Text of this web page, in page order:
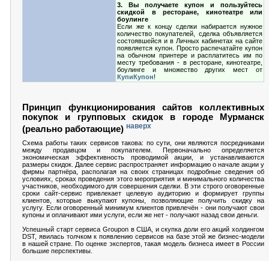
3. Вы получаете купон и пользуйтесь
скидкой в ресторане, кинотеатре или
боулинге
Если же к концу сделки набирается нужное
количество покупателей, сделка объявляется
состоявшейся и в Личных кабинетах на сайте
появляется купон. Просто распечатайте купон
на обычном принтере и расплатитесь им по
месту требования - в ресторане, кинотеатре,
боулинге и множество других мест от
КупиКупон!
Принцип функционирования сайтов коллективных
покупок и групповых скидок в городе Мурманск
(реально работающие) наверх
Схема работы таких сервисов такова: по сути, они являются посредниками
между продавцом и покупателем. Первоначально определяется
экономическая эффективность проводимой акции, и устанавливаются
размеры скидок. Далее сервис распространяет информацию о начале акции у
фирмы партнёра, располагая на своих страницах подробные сведения об
условиях, сроках проведения этого мероприятия и минимального количества
участников, необходимого для совершения сделки. В эти строго оговоренные
сроки сайт-сервис привлекает целевую аудиторию и формирует группы
клиентов, которые выкупают купоны, позволяющие получить скидку на
услугу. Если оговоренный минимум клиентов привлечён - они получают свои
купоны и оплачивают ими услуги, если же нет - получают назад свои деньги.
Успешный старт сервиса Groupon в США, и скупка доли его акций холдингом
DST, явилась толчком к появлению сервисов на базе этой же бизнес-модели
в нашей стране. По оценке экспертов, такая модель бизнеса имеет в России
большие перспективы.